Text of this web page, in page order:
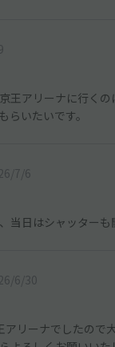
王アリーナに行く
らいたいです。
7/6
当日はシャッター
6/30
リーナでしたので